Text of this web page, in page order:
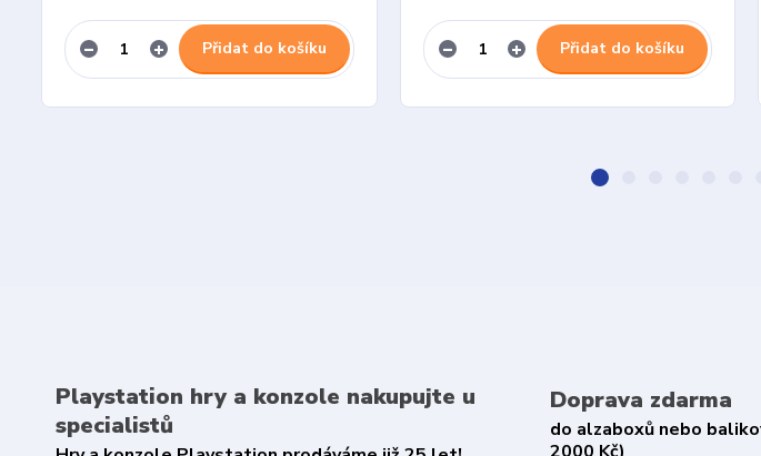
Přidat do košíku Přidat do košíku
Playstation hry a konzole nakupujte u
specialistů
Doprava zdarma
do alzaboxů nebo